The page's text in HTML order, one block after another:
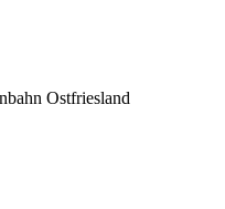
Ostfriesland